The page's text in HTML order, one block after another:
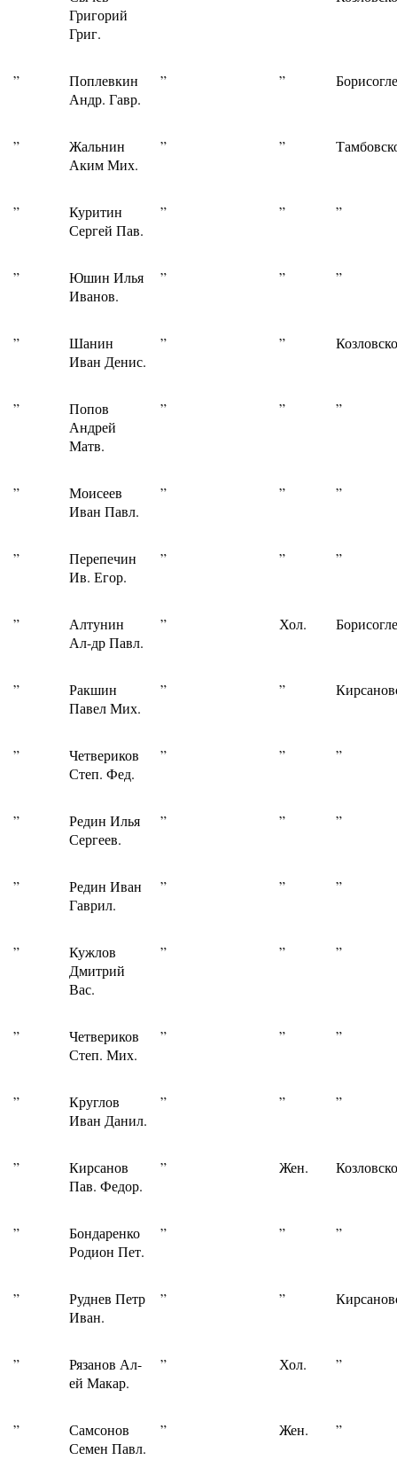
Григорий
Григ.
”
Поплевкин
Андр. Гавр.
” ”
”
Жальнин
Аким Мих.
” ”
”
Куритин
Сергей Пав.
” ” ”
”
Юшин Илья
Иванов.
” ” ”
”
Шанин
Иван Денис.
” ”
”
Попов
Андрей
Матв.
” ” ”
”
Моисеев
Иван Павл.
” ” ”
”
Перепечин
Ив. Егор.
” ” ”
”
Алтунин
Ал-др Павл.
” Хол.
”
Ракшин
Павел Мих.
” ”
”
Четвериков
Степ. Фед.
” ” ”
”
Редин Илья
Сергеев.
” ” ”
”
Редин Иван
Гаврил.
” ” ”
”
Кужлов
Дмитрий
Вас.
” ” ”
”
Четвериков
Степ. Мих.
” ” ”
”
Круглов
Иван Данил.
” ” ”
”
Кирсанов
Пав. Федор.
” Жен.
”
Бондаренко
Родион Пет.
” ” ”
”
Руднев Петр
Иван.
” ”
”
Рязанов Ал-
ей Макар.
” Хол. ”
”
Самсонов
Семен Павл.
” Жен. ”